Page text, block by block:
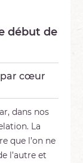
début de
par cœur
dans nos
La
que l’on ne
l’autre et